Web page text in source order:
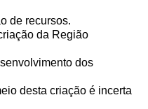
de recursos.
da Região
dos
desta criação é incerta